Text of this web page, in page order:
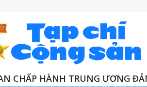
CHẤP HÀNH TRUNG ƯƠNG